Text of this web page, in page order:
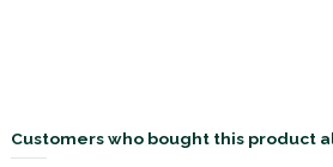
Customers who bought this product